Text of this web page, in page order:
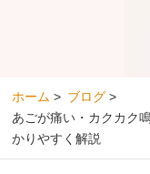
ホーム > ブログ >
あごが痛い・カクカク
かりやすく解説